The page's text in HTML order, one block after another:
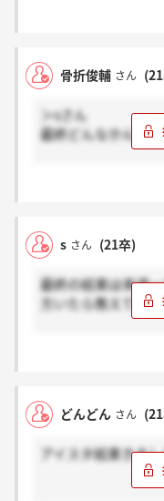
骨折俊輔 さん
＞sさん
最終どんなかんじ
s さん (21卒)
最終の結果は来週
方いたら教えてほ
どんどん さん
アイスタ結果きま